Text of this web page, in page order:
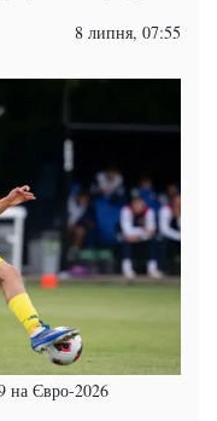
8 липня, 07:55
на Євро-2026